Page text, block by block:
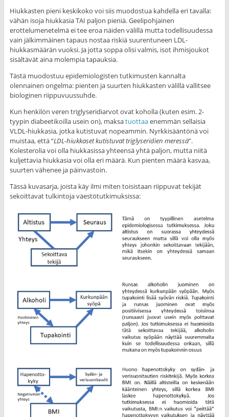
Hiukkasten pieni keskikoko voi siis muodostua kahdella eri tavalla:
vähän isoja hiukkasia TAI paljon pieniä. Geelipohjainen
erottelumenetelmä ei tee eroa näiden välillä mutta todellisuudessa
vain jälkimmäinen tapaus nostaa riskiä suurentuneen LDL-
hiukkasmäärän vuoksi. Ja jotta soppa olisi valmis, isot ihmisjoukot
sisältävät aina molempia tapauksia.
Tästä muodostuu epidemiologisten tutkimusten kannalta
olennainen ongelma: pienten ja suurten hiukkasten välillä vallitsee
biologinen riippuvuussuhde.
Kun henkilön veren triglyseridiarvot ovat koholla (kuten esim. 2-
tyypin diabeetikoilla usein on), maksatuottaaenemmän sellaisia
VLDL-hiukkasia, jotka kutistuvat nopeammin. Nyrkkisääntönä voi
muistaa, että “LDL-hiukkaset kutistuvat triglyseridien meressä”.
Kolesterolia voi olla hiukkasissa yhteensä yhtä paljon, mutta niitä
kuljettavia hiukkasia voi olla eri määrä. Kun pienten määrä kasvaa,
suurten vähenee ja päinvastoin.
Tässä kuvasarja, joista käy ilmi miten toisistaan riippuvat tekijät
sekoittavat tulkintoja väestötutkimuksissa: